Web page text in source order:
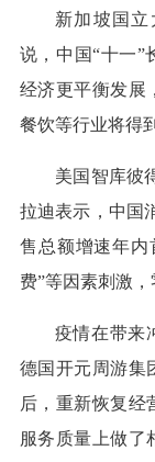
新加坡国
说，中国“十一”
经济更平衡发展
餐饮等行业将得
美国智库彼
拉迪表示，中国
售总额增速年内
费”等因素刺激，
疫情在带来
德国开元周游集
后，重新恢复经
服务质量上做了